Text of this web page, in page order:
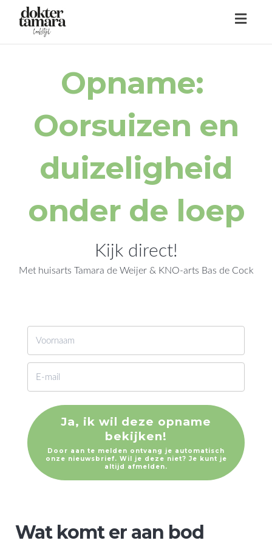
Opname:
Oorsuizen en
duizeligheid
onder de loep
Kijk direct!
Met huisarts Tamara de Weijer & KNO-arts Bas de Cock
Ja, ik wil deze opname
bekijken!
Door aan te melden ontvang je automatisch
onze nieuwsbrief. Wil je deze niet? Je kunt je
altijd afmelden.
Wat komt er aan bod